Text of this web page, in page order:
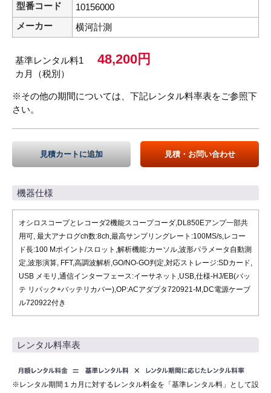
型番コード
10156000
メーカー
横河計測
基準レンタル料1
カ月（税別）
48,200円
※その他の期間については、下記レンタル料率表をご参照下
さい。
見積カートに追加 見積・お問い合わせ
機器仕様
オシロスコープとレコーダ2機能スコープコーダ,DL850Eアンプ一部共
用可, 最大アナログch数:8ch,最高サンプリングレート:100MS/s,レコー
ド長:100 Mポイント/スロット,解析機能:カーソル,波形パラメータ自動測
定,波形演算, FFT,高調波解析,GO/NO-GO判定,対応ストレージ:SDカード,
USB メモリ,通信インターフェース:イーサネット,USB,仕様-HJ/EB(バッ
テ リパック+バッテリカバー),OP:ACアダプタ720921-M,DC電源ケーブ
ル720922付き
レンタル料率表
※レンタル期間１カ月に対するレンタル料金を「基準レンタル料」として設